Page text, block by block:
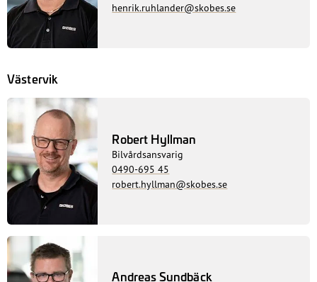
henrik.ruhlander@skobes.se
Västervik
Robert Hyllman
Bilvårdsansvarig
0490-695 45
robert.hyllman@skobes.se
Andreas Sundbäck